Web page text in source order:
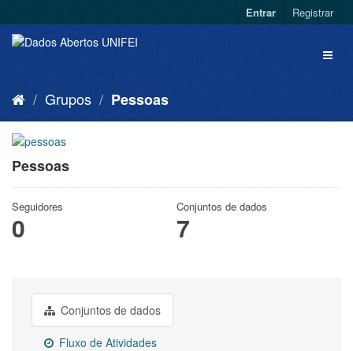
Entrar Registrar
Grupos Pessoas
Pessoas
Seguidores
0
Conjuntos de dados
7
Conjuntos de dados
Fluxo de Atividades